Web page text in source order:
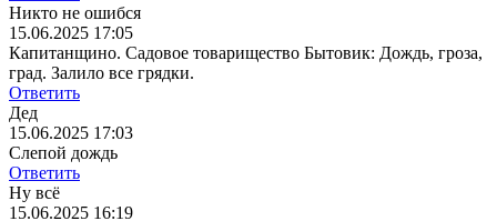
Никто не ошибся
15.06.2025 17:05
Капитанщино. Садовое товарищество Бытовик: Дождь, гроза,
град. Залило все грядки.
Ответить
Дед
15.06.2025 17:03
Слепой дождь
Ответить
Ну всё
15.06.2025 16:19